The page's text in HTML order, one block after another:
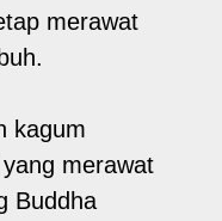
merawat
kagum
merawat
Buddha